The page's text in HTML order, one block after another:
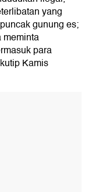
yang
gunung es;
meminta
para
Kamis